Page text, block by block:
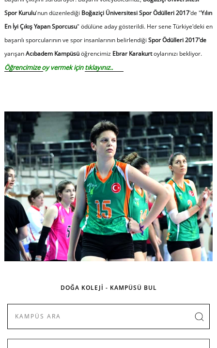
Spor Kurulu'nun düzenlediği Boğaziçi Üniversitesi Spor Ödülleri 2017'de "Yılın
En İyi Çıkış Yapan Sporcusu" ödülüne aday gösterildi. Her sene Türkiye'deki en
başarılı sporcularının ve spor insanlarının belirlendiği Spor Ödülleri 2017'de
yarışanAcıbadem Kampüsüöğrencimiz Ebrar Karakurtoylarınızı bekliyor.
Öğrencimize oy vermek içintıklayınız..
DOĞA KOLEJİ - KAMPÜSÜ BUL